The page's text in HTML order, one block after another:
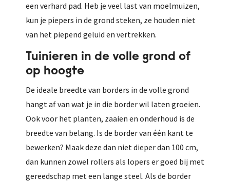
een verhard pad. Heb je veel last van moelmuizen,
kun je piepers in de grond steken, ze houden niet
van het piepend geluid en vertrekken.
Tuinieren in de volle grond of
op hoogte
De ideale breedte van borders in de volle grond
hangt af van wat je in die border wil laten groeien.
Ook voor het planten, zaaien en onderhoud is de
breedte van belang. Is de border van één kant te
bewerken? Maak deze dan niet dieper dan 100 cm,
dan kunnen zowel rollers als lopers er goed bij met
gereedschap met een lange steel. Als de border